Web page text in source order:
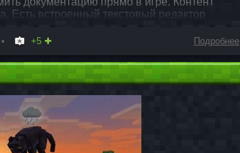
Есть встроенный текстовый редактор
+5 Подробнее